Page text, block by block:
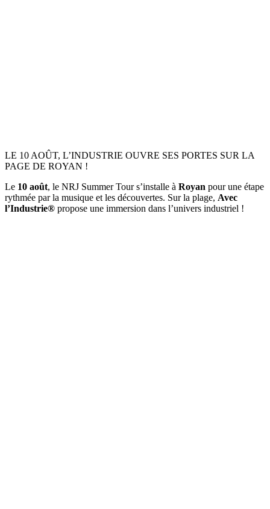
LE 10 AOÛT, L’INDUSTRIE OUVRE SES PORTES SUR LA
PAGE DE ROYAN !
Le 10 août, le NRJ Summer Tour s’installe à Royan pour une étape
rythmée par la musique et les découvertes. Sur la plage, Avec
l’Industrie® propose une immersion dans l’univers industriel !